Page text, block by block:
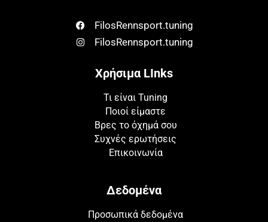
FilosRennsport.tuning
FilosRennsport.tuning
Χρήσιμα LInks
Τι είναι Tuning
Ποιοί είμαστε
Βρες το όχημά σου
Συχνές ερωτήσεις
Επικοινωνία
Δεδομένα
Προσωπικά δεδομένα